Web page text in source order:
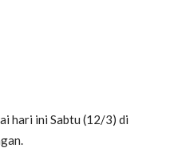
hari ini Sabtu (12/3) di